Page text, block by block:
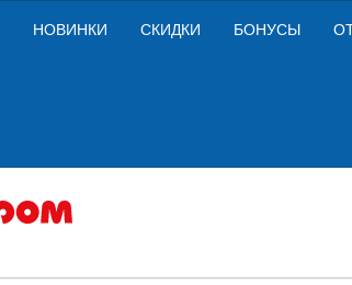
НОВИНКИ СКИДКИ БОНУСЫ